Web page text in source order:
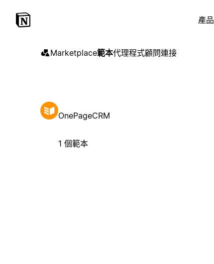
產品
Marketplace範本代理程式顧問連接
OnePageCRM
1 個範本